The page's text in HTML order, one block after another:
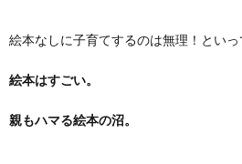
絵本なしに子育てするのは無理！といっ
絵本はすごい。
親もハマる絵本の沼。